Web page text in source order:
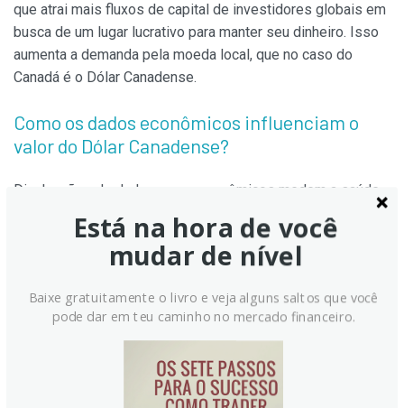
que atrai mais fluxos de capital de investidores globais em
busca de um lugar lucrativo para manter seu dinheiro. Isso
aumenta a demanda pela moeda local, que no caso do
Canadá é o Dólar Canadense.
Como os dados econômicos influenciam o
valor do Dólar Canadense?
Divulgações de dados macroeconômicos medem a saúde
da economia e podem ter um impacto no Dólar Canadense.
Indicadores como PIB, PMIs de Manufatura e Serviços,
emprego e pesquisas de sentimento do consumidor
boa para o Dólar Canadense. Não só atrai mais
investimento estrangeiro, mas pode encorajar o Banco do
mais forte. Se os dados econômicos forem fracos, no
entanto, o CAD provavelmente cairá.
Está na hora de você
mudar de nível
Baixe gratuitamente o livro e veja alguns saltos que você
pode dar em teu caminho no mercado financeiro.